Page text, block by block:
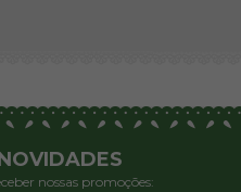
nossas promoções: